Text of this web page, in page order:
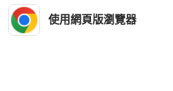
使用網頁版瀏覽器